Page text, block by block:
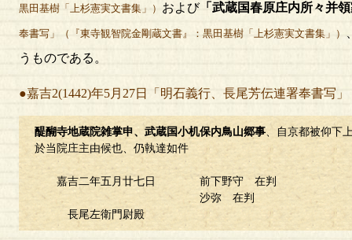
黒田基樹「上杉憲実文書集」） および「武蔵国春原庄内所々并
奉書写」（『東寺観智院金剛蔵文書』：黒田基樹「上杉憲実文書集」）
うものである。
●嘉吉2(1442)年5月27日「明石義行、長尾芳伝連署奉書写」
醍醐寺地蔵院雑掌申、武蔵国小机保内鳥山郷事、自京都被仰下
於当院庄主由候也、仍執達如件
嘉吉二年五月廿七日 前下野守 在判
沙弥 在判
長尾左衛門尉殿